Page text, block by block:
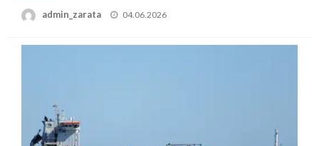
admin_zarata
Posted
04.06.2026